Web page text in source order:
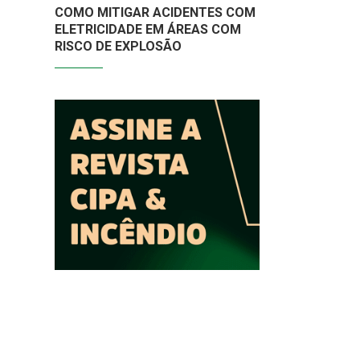
COMO MITIGAR ACIDENTES COM
ELETRICIDADE EM ÁREAS COM
RISCO DE EXPLOSÃO